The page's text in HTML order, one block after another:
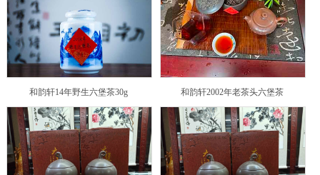
和韵轩14年野生六堡茶30g 和韵轩2002年老茶头六堡茶